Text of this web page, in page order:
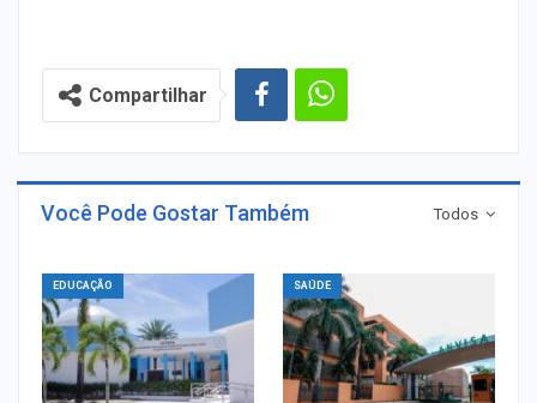
Compartilhar
Todos
Você Pode Gostar Também
EDUCAÇÃO SAÚDE